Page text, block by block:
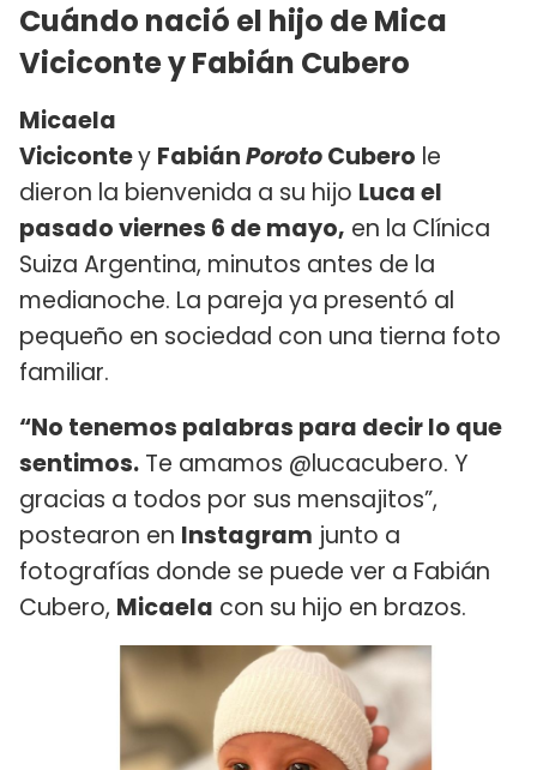
Cuándo nació el hijo de Mica
Viciconte y Fabián Cubero
Micaela
Vicicontey FabiánPorotoCubero le
dieron la bienvenida a su hijo Luca el
pasado viernes 6 de mayo, en la Clínica
Suiza Argentina, minutos antes de la
medianoche. La pareja ya presentó al
pequeño en sociedad con una tierna foto
familiar.
“No tenemos palabras para decir lo que
sentimos. Te amamos @lucacubero. Y
gracias a todos por sus mensajitos”,
postearon en Instagram junto a
fotografías donde se puede ver a Fabián
Cubero, Micaela con su hijo en brazos.